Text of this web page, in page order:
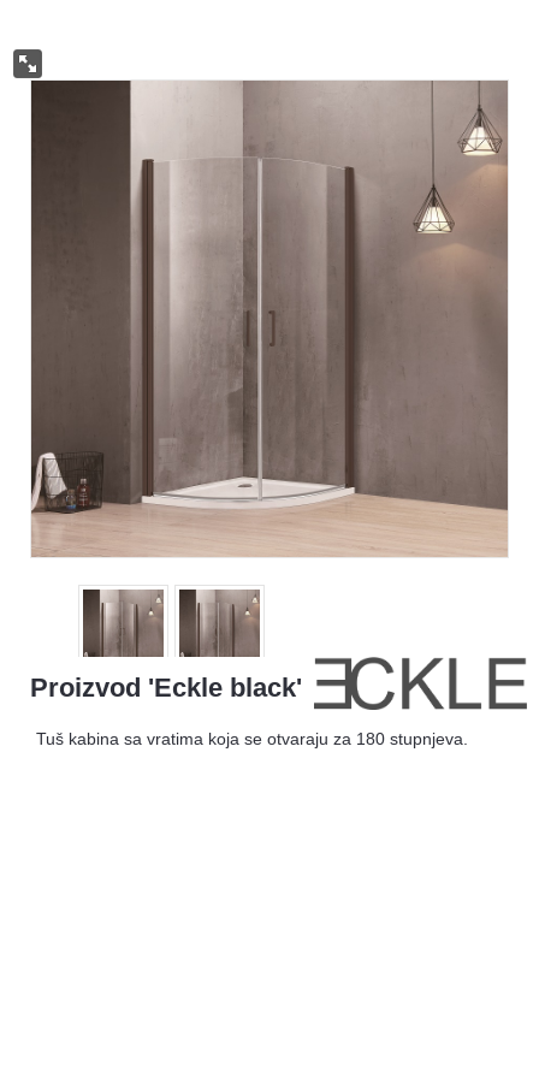
Proizvod 'Eckle black'
Tuš kabina sa vratima koja se otvaraju za 180 stupnjeva.